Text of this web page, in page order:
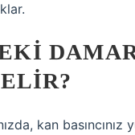
kan basıncınız